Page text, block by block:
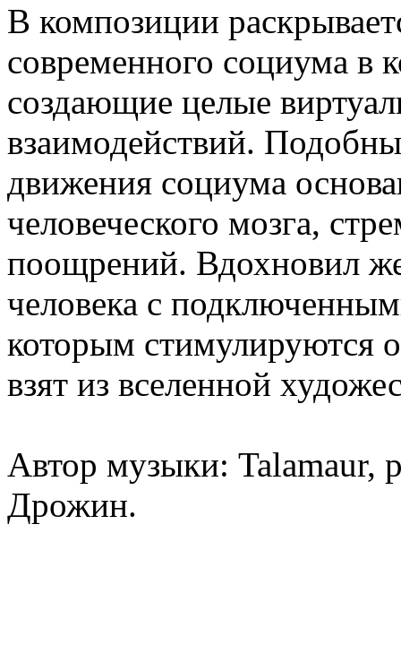
В композиции
современного социума в
создающие целые
взаимодействий.
движения социума
человеческого мозга,
поощрений. Вдохновил
человека с
которым стимулируются
взят из вселенной
Автор музыки: Talamaur,
Дрожин.